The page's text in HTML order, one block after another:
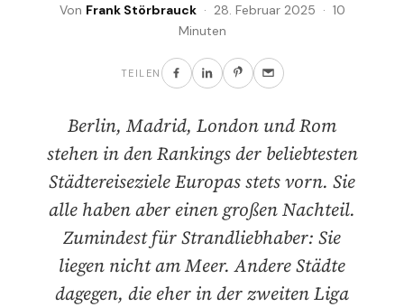
Von Frank Störbrauck· 28. Februar 2025 · 10
Minuten
TEILEN
Berlin, Madrid, London und Rom
stehen in den Rankings der beliebtesten
Städtereiseziele Europas stets vorn. Sie
alle haben aber einen großen Nachteil.
Zumindest für Strandliebhaber: Sie
liegen nicht am Meer. Andere Städte
dagegen, die eher in der zweiten Liga